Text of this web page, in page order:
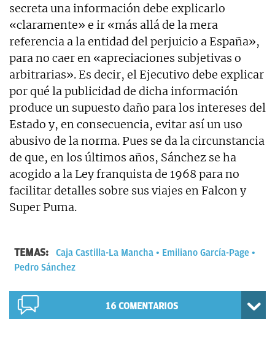
secreta una información debe explicarlo
«claramente» e ir «más allá de la mera
referencia a la entidad del perjuicio a España»,
para no caer en «apreciaciones subjetivas o
arbitrarias». Es decir, el Ejecutivo debe explicar
por qué la publicidad de dicha información
produce un supuesto daño para los intereses del
Estado y, en consecuencia, evitar así un uso
abusivo de la norma. Pues se da la circunstancia
de que, en los últimos años, Sánchez se ha
acogido a la Ley franquista de 1968 para no
facilitar detalles sobre sus viajes en Falcon y
Super Puma.
TEMAS: Caja Castilla-La Mancha
Emiliano García-Page
Pedro Sánchez
16 COMENTARIOS